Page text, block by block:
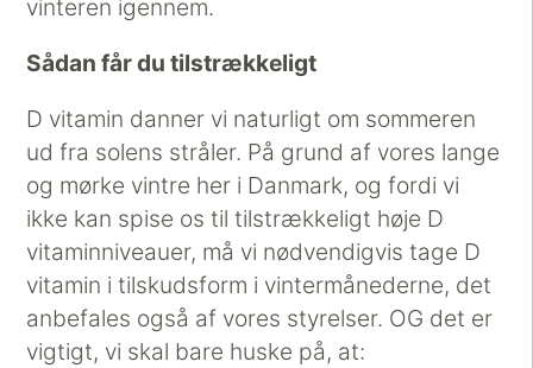
vinteren igennem.
Sådan får du tilstrækkeligt
D vitamin danner vi naturligt om sommeren
ud fra solens stråler. På grund af vores lange
og mørke vintre her i Danmark, og fordi vi
ikke kan spise os til tilstrækkeligt høje D
vitaminniveauer, må vi nødvendigvis tage D
vitamin i tilskudsform i vintermånederne, det
anbefales også af vores styrelser. OG det er
vigtigt, vi skal bare huske på, at: